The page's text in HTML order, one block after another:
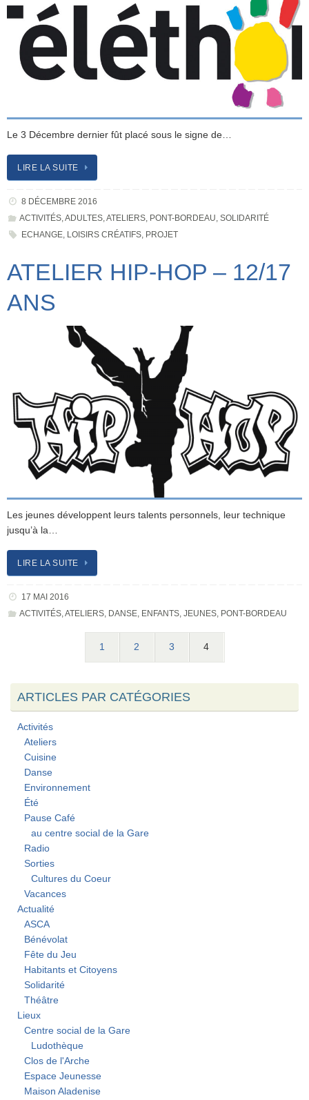
Le 3 Décembre dernier fût placé sous le signe de…
LIRE LA SUITE
8 DÉCEMBRE 2016
ACTIVITÉS, ADULTES, ATELIERS, PONT-BORDEAU SOLIDARITÉ
ECHANGE, LOISIRS CRÉATIFS, PROJET
ATELIER HIP-HOP – 12/17
ANS
Les jeunes développent leurs talents personnels, leur technique
jusqu’à la…
LIRE LA SUITE
17 MAI 2016
ACTIVITÉS,ATELIERS, DANSE, ENFANTS, JEUNES, PONT-BORDEAU
1 2 3 4
ARTICLES PAR CATÉGORIES
Activités
Ateliers
Cuisine
Danse
Environnement
Été
Pause Café
au centre social de la Gare
Radio
Sorties
Cultures du Coeur
Vacances
Actualité
ASCA
Bénévolat
Fête du Jeu
Habitants et Citoyens
Solidarité
Théâtre
Lieux
Centre social de la Gare
Ludothèque
Clos de l'Arche
Espace Jeunesse
Maison Aladenise